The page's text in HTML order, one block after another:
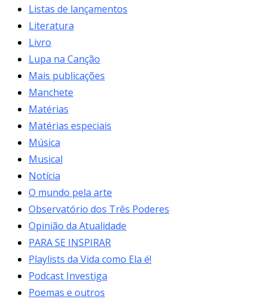
Listas de lançamentos
Literatura
Livro
Lupa na Canção
Mais publicações
Manchete
Matérias
Matérias especiais
Música
Musical
Notícia
O mundo pela arte
Observatório dos Três Poderes
Opinião da Atualidade
PARA SE INSPIRAR
Playlists da Vida como Ela é!
Podcast Investiga
Poemas e outros